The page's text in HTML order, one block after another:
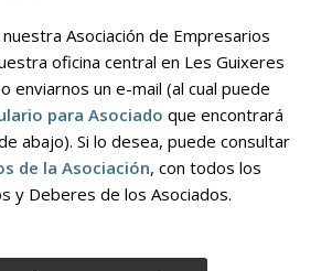
Asociación de Empresarios
oficina central en Les Guixeres
enviarnos un e-mail(al cual puede
para Asociado que encontrará
abajo). Si lo desea, puede consultar
de la Asociación, con todos los
y Deberes de los Asociados.